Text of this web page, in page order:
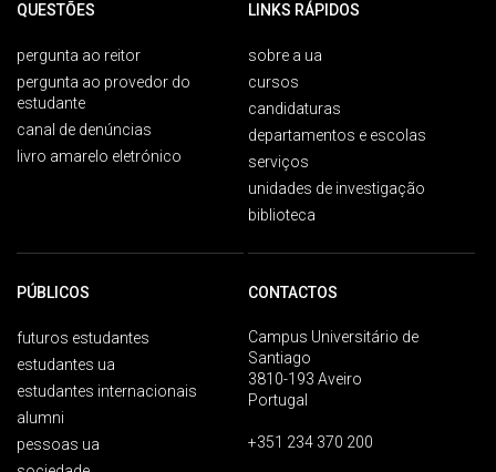
QUESTÕES
pergunta ao reitor
pergunta ao provedor do
estudante
canal de denúncias
livro amarelo eletrónico
LINKS RÁPIDOS
sobre a ua
cursos
candidaturas
departamentos e escolas
serviços
unidades de investigação
biblioteca
PÚBLICOS
futuros estudantes
estudantes ua
estudantes internacionais
alumni
pessoas ua
CONTACTOS
Campus Universitário de
Santiago
3810-193 Aveiro
Portugal
+351 234 370 200